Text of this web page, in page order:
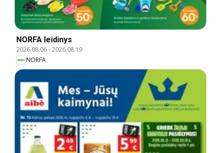
NORFA leidinys
2026.08.06-2026.08.19
NORFA